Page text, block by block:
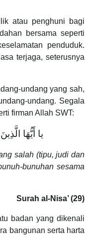
atau penghuni bagi
bersama seperti
penduduk.
terjaga, seterusnya
undang yang sah,
undang. Segala
firman Allah SWT:
يا أَيُّهَا
salah (tipu, judi dan
bunuhan sesama
Surah al-Nisa’ (29)
badan yang dikenali
bangunan serta harta